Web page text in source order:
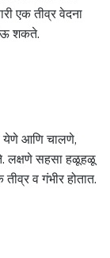
एक तीव्र वेदना
शकते.
येणे आणि चालणे,
लक्षणे सहसा हळूहळू
व गंभीर होतात.